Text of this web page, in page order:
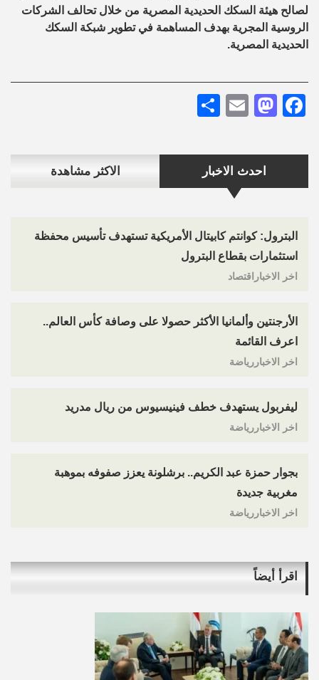
احدث الاخبار الاكثر مشاهدة
البترول: كوانتم كابيتال الأمريكية تستهدف تأسيس محفظة
استثمارات بقطاع البترول
اخر الاخباراقتصاد
الأرجنتين وألمانيا الأكثر حصولا على وصافة كأس العالم..
اعرف القائمة
اخر الاخباررياضة
ليفربول يستهدف خطف فينيسيوس من ريال مدريد
اخر الاخباررياضة
بجوار حمزة عبد الكريم.. برشلونة يعزز صفوفه بموهبة
مغربية جديدة
اخر الاخباررياضة
لصالح هيئة السكك الحديدية المصرية من خلال تحالف الشركات
الروسية المجرية بهدف المساهمة في تطوير شبكة السكك
الحديدية المصرية.
Facebook
Mastodon
Email
اقرأ أيضاً